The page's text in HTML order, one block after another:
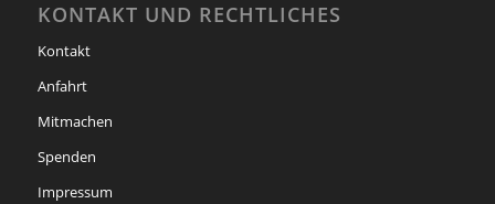
KONTAKT UND RECHTLICHES
Kontakt
Anfahrt
Mitmachen
Spenden
Impressum